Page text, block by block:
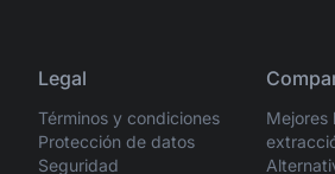
Legal
Términos y condiciones
Protección de datos
Seguridad
Mejores